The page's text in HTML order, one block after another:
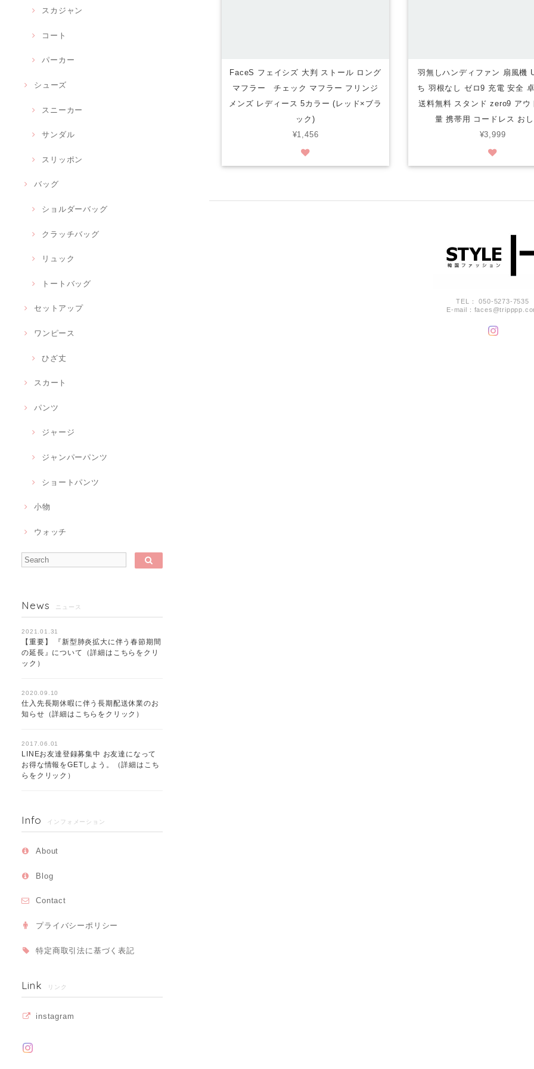
スカジャン
コート
パーカー
シューズ
スニーカー
サンダル
スリッポン
バッグ
ショルダーバッグ
クラッチバッグ
リュック
トートバッグ
セットアップ
ワンピース
ひざ丈
スカート
パンツ
ジャージ
ジャンパーパンツ
ショートパンツ
小物
ウォッチ
News ニュース
2021.01.31
【重要】 『新型肺炎拡大に伴う春節期間
の延長』について（詳細はこちらをクリ
ック）
2020.09.10
仕入先長期休暇に伴う長期配送休業のお
知らせ（詳細はこちらをクリック）
2017.06.01
LINEお友達登録募集中 お友達になって
お得な情報をGETしよう。（詳細はこち
らをクリック）
Info インフォメーション
About
Blog
Contact
プライバシーポリシー
特定商取引法に基づく表記
Link リンク
instagram
FaceS フェイシズ 大判 ストール ロング
マフラー チェック マフラー フリンジ
メンズ レディース 5カラー (レッド×ブラ
ック)
¥1,456
羽無しハンディファン 扇風機
ち 羽根なし ゼロ9 充電 安全
送料無料 スタンド zero9 アウ
量 携帯用 コードレス お
¥3,999
TEL： 050-5273-7535
E-mail：